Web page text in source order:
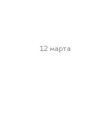
12 марта